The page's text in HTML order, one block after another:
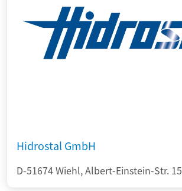
Hidrostal GmbH
D-51674 Wiehl, Albert-Einstein-Str. 15